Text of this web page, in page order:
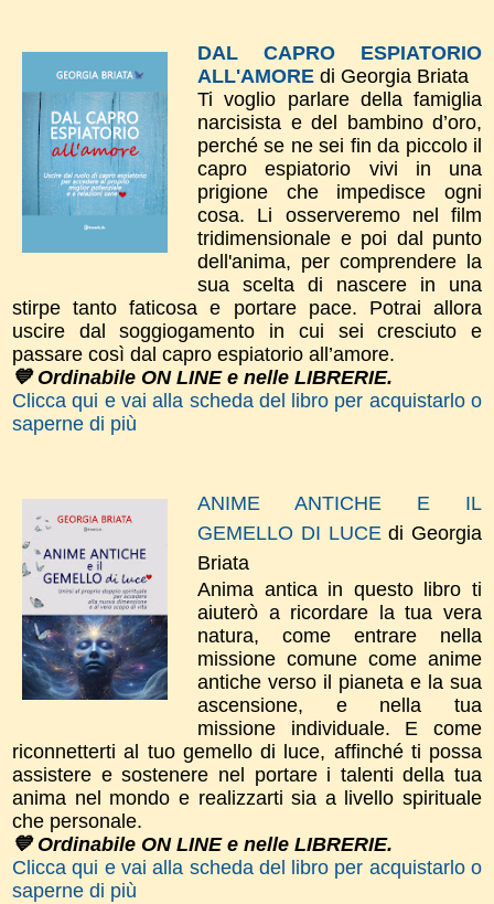
DAL CAPRO ESPIATORIO
ALL'AMORE di Georgia Briata
Ti voglio parlare della famiglia
narcisista e del bambino d’oro,
perché se ne sei fin da piccolo il
capro espiatorio vivi in una
prigione che impedisce ogni
cosa. Li osserveremo nel film
tridimensionale e poi dal punto
dell'anima, per comprendere la
sua scelta di nascere in una
stirpe tanto faticosa e portare pace. Potrai allora
uscire dal soggiogamento in cui sei cresciuto e
passare così dal capro espiatorio all’amore.
💙 Ordinabile ON LINE e nelle LIBRERIE.
Clicca qui e vai alla scheda del libro per acquistarlo o
saperne di più
ANIME ANTICHE E IL
GEMELLO DI LUCEdi Georgia
Briata
Anima antica in questo libro ti
aiuterò a ricordare la tua vera
natura, come entrare nella
missione comune come anime
antiche verso il pianeta e la sua
ascensione, e nella tua
missione individuale. E come
riconnetterti al tuo gemello di luce, affinché ti possa
assistere e sostenere nel portare i talenti della tua
anima nel mondo e realizzarti sia a livello spirituale
che personale.
💙 Ordinabile ON LINE e nelle LIBRERIE.
Clicca qui e vai alla scheda del libro per acquistarlo o
saperne di più